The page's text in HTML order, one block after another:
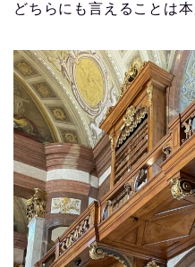
どちらにも言えることは